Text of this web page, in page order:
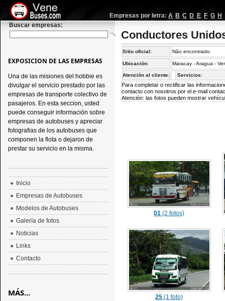
Empresas por letra: A B C D E F G H
Buscar empresas:
Conductores
Sitio oficial: Não encontrado
Ubicación: Maracay - Aragua -
Atención al cliente: Servicios:
Para completar o rectificar las
contacto con nosotros por el e-mail
Atención: las fotos pueden mostrar
01 (2 fotos)
25 (1 foto)
EXPOSICION DE LAS EMPRESAS
Una de las misiones del hobbie es
divulgar el servicio prestado por las
empresas de transporte colectivo de
pasajeros. En esta seccion, usted
puede conseguir información sobre
empresas de autobuses y apreciar
fotografias de los autobuses que
componen la flota o dejaron de
prestar su servicio en la misma.
Inicio
Empresas de Autobuses
Modelos de Autobuses
Galería de fotos
Noticias
Links
Contacto
MÁS...